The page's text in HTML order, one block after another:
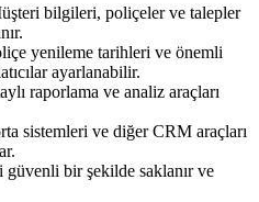
bilgileri, poliçeler ve talepler
yenileme tarihleri ve önemli
ayarlanabilir.
raporlama ve analiz araçları
sistemleri ve diğer CRM araçları
bir şekilde saklanır ve